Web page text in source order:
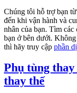
Chúng tôi hỗ trợ bạn
đến khi vận hành và
nhân của bạn. Tìm
bạn ở bên dưới.
thì hãy truy cập phần
Phụ tùng
thay thế